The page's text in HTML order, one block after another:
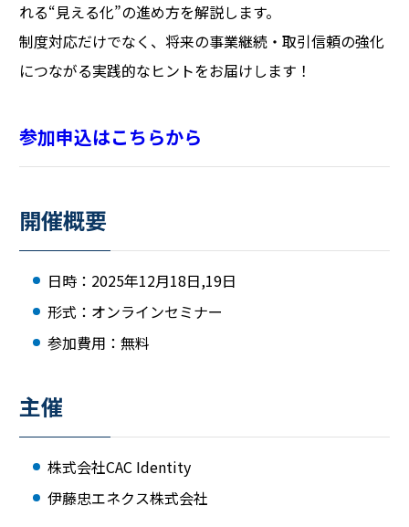
れる“見える化”の進め方を解説します。
制度対応だけでなく、将来の事業継続・取引信頼の強化
につながる実践的なヒントをお届けします！
参加申込はこちらから
開催概要
日時：2025年12月18日,19日
形式：オンラインセミナー
参加費用：無料
主催
株式会社CAC Identity
伊藤忠エネクス株式会社